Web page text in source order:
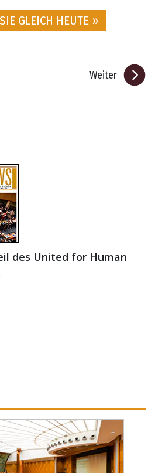
GLEICH HEUTE »
Weiter
des United for Human